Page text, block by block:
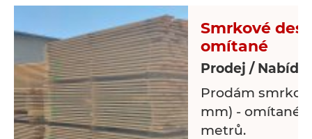
Smrkové
omítané
Prodej /
Prodám
mm) - omítané.
metrů.